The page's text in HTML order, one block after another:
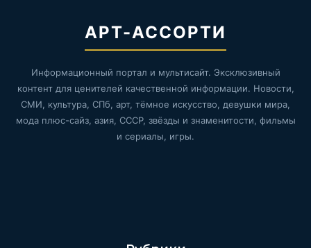
АРТ-АССОРТИ
Информационный портал и мультисайт. Эксклюзивный
контент для ценителей качественной информации. Новости,
СМИ, культура, СПб, арт, тёмное искусство, девушки мира,
мода плюс-сайз, азия, СССР, звёзды и знаменитости, фильмы
и сериалы, игры.